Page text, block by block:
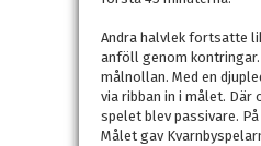
Andra halvlek fortsatte
anföll genom
målnollan. Med en
via ribban in i målet. Där
spelet blev passivare.
Målet gav